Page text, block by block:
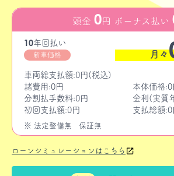
頭金 0円 ボーナス払い
10年回払い
新車価格 月々
車両総支払額:0円(税込)
諸費用:0円
本体価格:0
分割払手数料:0円
金利(実質
初回支払額:0円
支払総額:0
※ 法定整備無保証無
ローンシミュレーションはこちら